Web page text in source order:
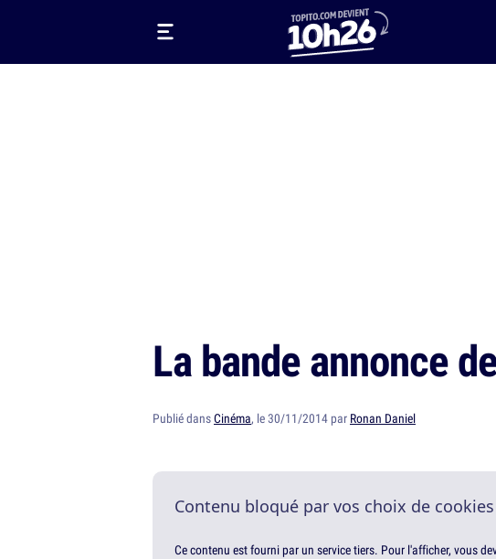
La bande annonce
Publié dansCinéma, le 30/11/2014 par Ronan Daniel
Contenu bloqué par vos choix de cookies
Ce contenu est fourni par un service tiers. Pour l'afficher, vous